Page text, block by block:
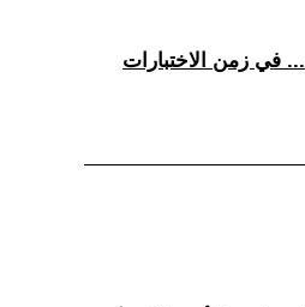
في زمن الاختبارات